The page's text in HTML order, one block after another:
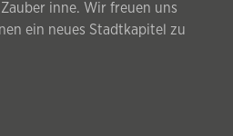
inne. Wir freuen uns
ein neues Stadtkapitel zu